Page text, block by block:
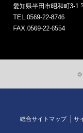
愛知県半田市昭和町3-1
TEL.0569-22-8746
FAX.0569-22-6554
©
総合サイトマップ サ